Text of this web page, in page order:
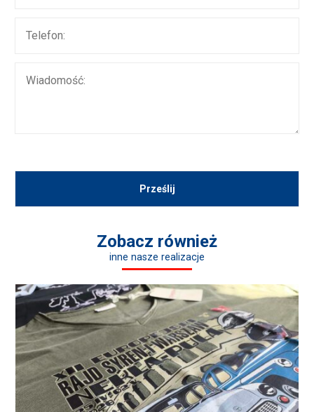
Zobacz również
inne nasze realizacje